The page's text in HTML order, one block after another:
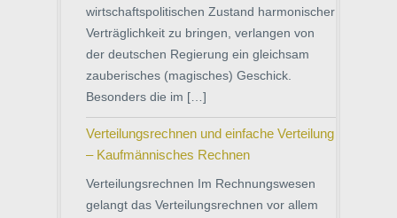
wirtschaftspolitischen Zustand harmonischer
Verträglichkeit zu bringen, verlangen von
der deutschen Regierung ein gleichsam
zauberisches (magisches) Geschick.
Besonders die im […]
Verteilungsrechnen und einfache Verteilung
– Kaufmännisches Rechnen
Verteilungsrechnen Im Rechnungswesen
gelangt das Verteilungsrechnen vor allem